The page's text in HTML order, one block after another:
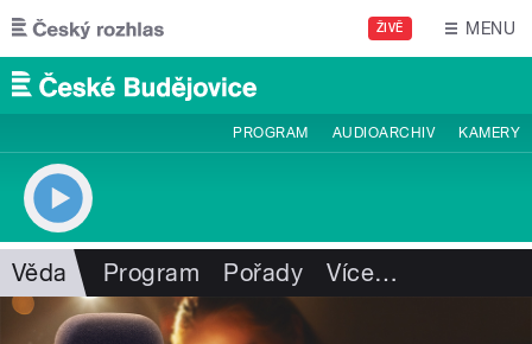
Přejít k hlavnímu obsahu
ŽIVĚ MENU
PROGRAM AUDIOARCHIV KAMERY
Věda Program Pořady Více…